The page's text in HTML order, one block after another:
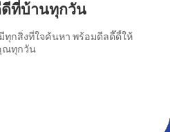
ที่บ้านทุกวัน
กสิ่งที่ใจค้นหา พร้อมดีลดี๊ดี้ให้
ณทุกวัน